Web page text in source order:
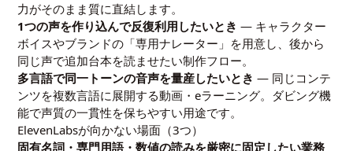
力がそのまま質に直結します。
1つの声を作り込んで反復利用したいとき — キャラクター
ボイスやブランドの「専用ナレーター」を用意し、後から
同じ声で追加台本を読ませたい制作フロー。
多言語で同一トーンの音声を量産したいとき — 同じコンテ
ンツを複数言語に展開する動画・eラーニング。ダビング機
能で声質の一貫性を保ちやすい用途です。
ElevenLabsが向かない場面（3つ）
固有名詞・専門用語・数値の読みを厳密に固定したい業務